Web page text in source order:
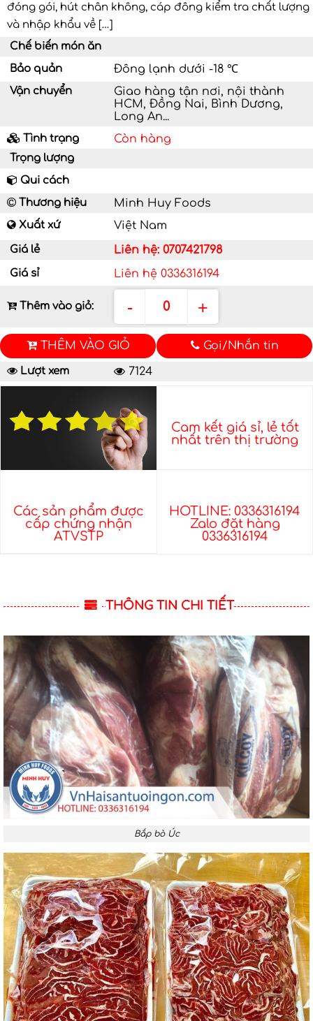
đóng gói, hút chân không, cáp đông kiểm tra chất lượng
và nhập khẩu về […]
Chế biến món ăn
Bảo quản
Đông lạnh dưới -18 ℃
Vận chuyển
Giao hàng tận nơi, nội thành
HCM, Đồng Nai, Bình Dương,
Long An...
Tình trạng Còn hàng
Trọng lượng
Qui cách
Thương hiệu
Minh Huy Foods
Xuất xứ Việt Nam
Giá lẻ Liên hệ: 0707421798
Giá sỉ Liên hệ 0336316194
Thêm vào giỏ: - 0 +
THÊM VÀO GIỎ Gọi/Nhắn tin
Lượt xem 7124
Cam kết giá sỉ, lẻ tốt
nhất trên thị trường
Các sản phẩm được
cấp chứng nhận
ATVSTP
HOTLINE: 0336316194
Zalo đặt hàng
0336316194
THÔNG TIN CHI TIẾT
Bắp bò Úc